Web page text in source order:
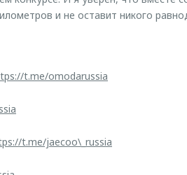
и не оставит никого
t.me/omodarussia
t.me/jaecoo\_russia